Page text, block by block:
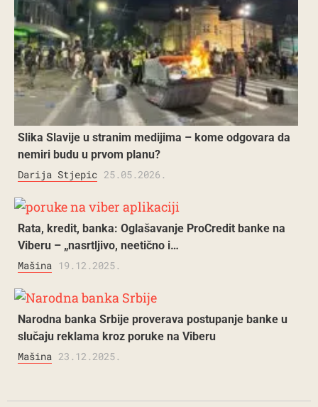
Slika Slavije u stranim medijima – kome odgovara da
nemiri budu u prvom planu?
Darija Stjepic 25.05.2026.
Rata, kredit, banka: Oglašavanje ProCredit banke na
Viberu – „nasrtljivo, neetično i…
Mašina 19.12.2025.
Narodna banka Srbije proverava postupanje banke u
slučaju reklama kroz poruke na Viberu
Mašina 23.12.2025.